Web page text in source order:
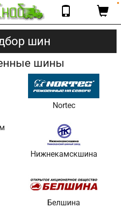
шин
шины
Nortec
Нижнекамскшина
Белшина